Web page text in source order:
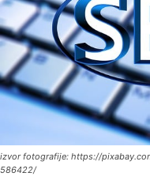
izvor fotografije: https://
586422/